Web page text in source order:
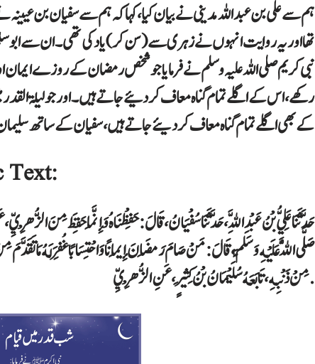
ہم سے علی بن عبداللہ مدینی نے بیان کیا، کہا کہ ہم سے سفیان بن
تھا اور یہ روایت انہوں نے زہری سے (سن کر) یاد کی تھی۔ ان سے
نبی کریم صلی اللہ علیہ وسلم نے فرمایا جو شخص رمضان کے روزے
رکھے، اس کے اگلے تمام گناہ معاف کر دئیے جاتے ہیں۔ اور جو لیلۃ
کے بھی اگلے تمام گناہ معاف کر دیئے جاتے ہیں، سفیان کے ساتھ
Text:
حَدَّثَنَا عَلِيُّ بْنُ عَبْدِ اللَّهِ ، حَدَّثَنَا سُفْيَانُ ، قَالَ : حَفِظْنَاهُ وَإِنَّمَا حَفِظَ مِنَ
صَلَّى اللَّهُ عَلَيْهِ وَسَلَّمَ ، قَالَ : مَنْ صَامَ رَمَضَانَ إِيمَانًا وَاحْتِسَابًا غُفِرَ لَهُ مَا تَقَدَّمَ
مِنْ ذَنْبِهِ ، تَابَعَهُ سُلَيْمَانُ بْنُ كَثِيرٍ ، عَنِ الزُّهْرِيِّ .